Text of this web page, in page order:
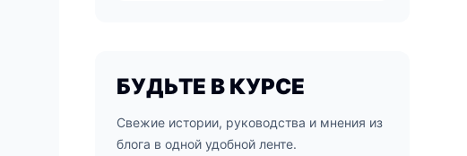
БУДЬТЕ В КУРСЕ
Свежие истории, руководства и мнения из
блога в одной удобной ленте.